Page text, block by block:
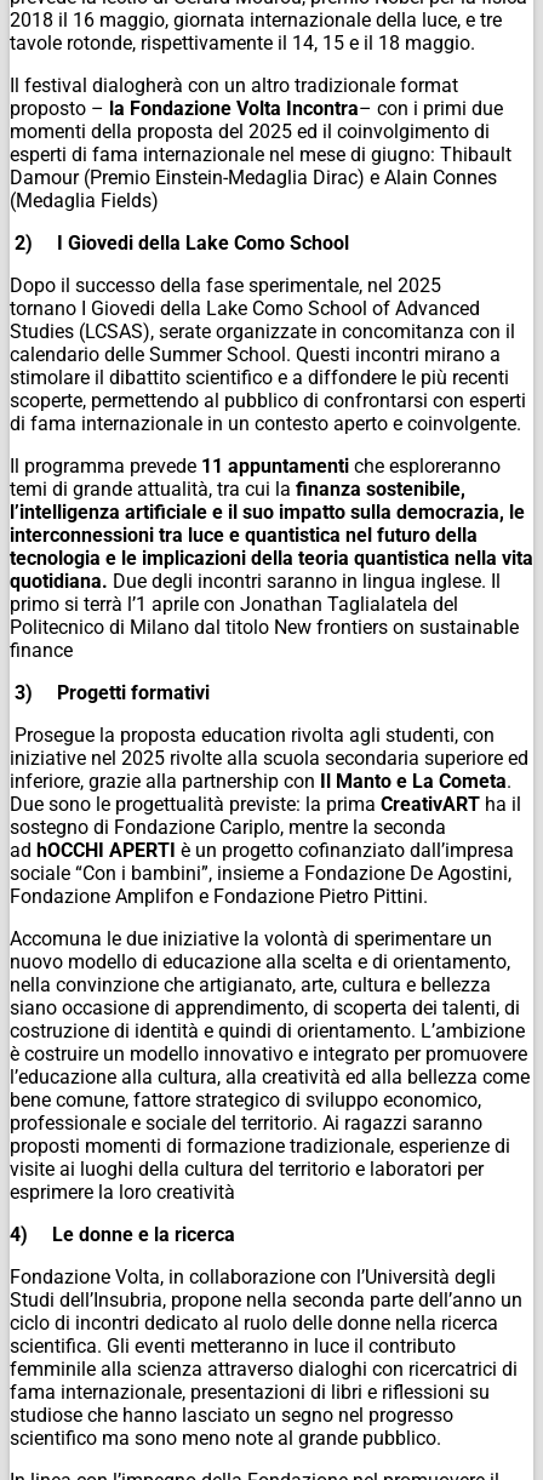
2018 il 16 maggio, giornata internazionale della luce, e tre
tavole rotonde, rispettivamente il 14, 15 e il 18 maggio.
Il festival dialogherà con un altro tradizionale format
proposto – la Fondazione Volta Incontra– con i primi due
momenti della proposta del 2025 ed il coinvolgimento di
esperti di fama internazionale nel mese di giugno: Thibault
Damour (Premio Einstein-Medaglia Dirac) e Alain Connes
(Medaglia Fields)
2) I Giovedi della Lake Como School
Dopo il successo della fase sperimentale, nel 2025
tornano I Giovedi della Lake Como School of Advanced
Studies (LCSAS), serate organizzate in concomitanza con il
calendario delle Summer School. Questi incontri mirano a
stimolare il dibattito scientifico e a diffondere le più recenti
scoperte, permettendo al pubblico di confrontarsi con esperti
di fama internazionale in un contesto aperto e coinvolgente.
Il programma prevede 11 appuntamenti che esploreranno
temi di grande attualità, tra cui la finanza sostenibile,
l’intelligenza artificiale e il suo impatto sulla democrazia, le
interconnessioni tra luce e quantistica nel futuro della
tecnologia e le implicazioni della teoria quantistica nella vita
quotidiana. Due degli incontri saranno in lingua inglese. Il
primo si terrà l’1 aprile con Jonathan Taglialatela del
Politecnico di Milano dal titolo New frontiers on sustainable
finance
3) Progetti formativi
Prosegue la proposta education rivolta agli studenti, con
iniziative nel 2025 rivolte alla scuola secondaria superiore ed
inferiore, grazie alla partnership con Il Manto e La Cometa.
Due sono le progettualità previste: la prima CreativART ha il
sostegno di Fondazione Cariplo, mentre la seconda
ad hOCCHI APERTI è un progetto cofinanziato dall’impresa
sociale “Con i bambini”, insieme a Fondazione De Agostini,
Fondazione Amplifon e Fondazione Pietro Pittini.
Accomuna le due iniziative la volontà di sperimentare un
nuovo modello di educazione alla scelta e di orientamento,
nella convinzione che artigianato, arte, cultura e bellezza
siano occasione di apprendimento, di scoperta dei talenti, di
costruzione di identità e quindi di orientamento. L’ambizione
è costruire un modello innovativo e integrato per promuovere
l’educazione alla cultura, alla creatività ed alla bellezza come
bene comune, fattore strategico di sviluppo economico,
professionale e sociale del territorio. Ai ragazzi saranno
proposti momenti di formazione tradizionale, esperienze di
visite ai luoghi della cultura del territorio e laboratori per
esprimere la loro creatività
4) Le donne e la ricerca
Fondazione Volta, in collaborazione con l’Università degli
Studi dell’Insubria, propone nella seconda parte dell’anno un
ciclo di incontri dedicato al ruolo delle donne nella ricerca
scientifica. Gli eventi metteranno in luce il contributo
femminile alla scienza attraverso dialoghi con ricercatrici di
fama internazionale, presentazioni di libri e riflessioni su
studiose che hanno lasciato un segno nel progresso
scientifico ma sono meno note al grande pubblico.